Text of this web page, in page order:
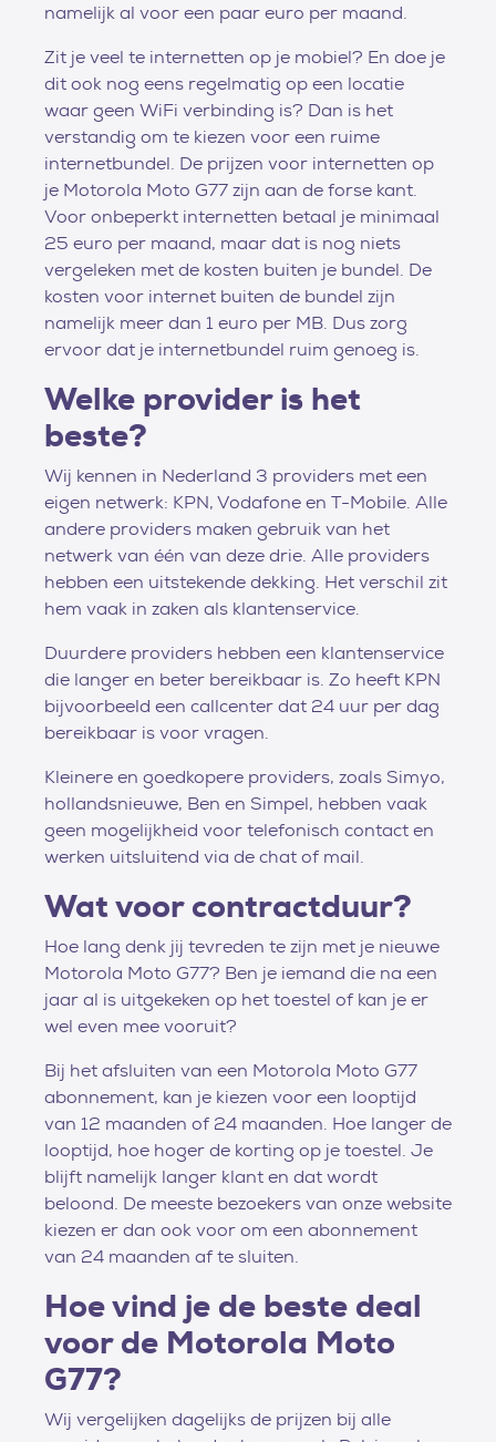
namelijk al voor een paar euro per maand.
Zit je veel te internetten op je mobiel? En doe je
dit ook nog eens regelmatig op een locatie
waar geen WiFi verbinding is? Dan is het
verstandig om te kiezen voor een ruime
internetbundel. De prijzen voor internetten op
je Motorola Moto G77 zijn aan de forse kant.
Voor onbeperkt internetten betaal je minimaal
25 euro per maand, maar dat is nog niets
vergeleken met de kosten buiten je bundel. De
kosten voor internet buiten de bundel zijn
namelijk meer dan 1 euro per MB. Dus zorg
ervoor dat je internetbundel ruim genoeg is.
Welke provider is het
beste?
Wij kennen in Nederland 3 providers met een
eigen netwerk: KPN, Vodafone en T-Mobile. Alle
andere providers maken gebruik van het
netwerk van één van deze drie. Alle providers
hebben een uitstekende dekking. Het verschil zit
hem vaak in zaken als klantenservice.
Duurdere providers hebben een klantenservice
die langer en beter bereikbaar is. Zo heeft KPN
bijvoorbeeld een callcenter dat 24 uur per dag
bereikbaar is voor vragen.
Kleinere en goedkopere providers, zoals Simyo,
hollandsnieuwe, Ben en Simpel, hebben vaak
geen mogelijkheid voor telefonisch contact en
werken uitsluitend via de chat of mail.
Wat voor contractduur?
Hoe lang denk jij tevreden te zijn met je nieuwe
Motorola Moto G77? Ben je iemand die na een
jaar al is uitgekeken op het toestel of kan je er
wel even mee vooruit?
Bij het afsluiten van een Motorola Moto G77
abonnement, kan je kiezen voor een looptijd
van 12 maanden of 24 maanden. Hoe langer de
looptijd, hoe hoger de korting op je toestel. Je
blijft namelijk langer klant en dat wordt
beloond. De meeste bezoekers van onze website
kiezen er dan ook voor om een abonnement
van 24 maanden af te sluiten.
Hoe vind je de beste deal
voor de Motorola Moto
G77?
Wij vergelijken dagelijks de prijzen bij alle